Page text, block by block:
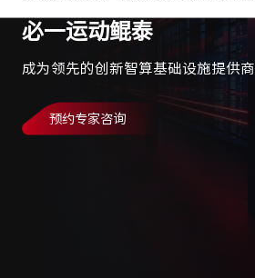
必一运动鲲泰
成为领先的创新智算基础设施提供商
预约专家咨询